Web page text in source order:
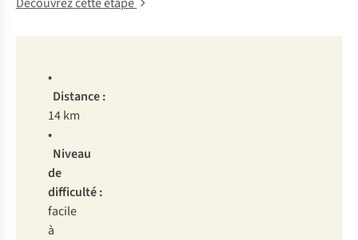
•
Distance :
14 km
•
Niveau
de
difficulté :
facile
à